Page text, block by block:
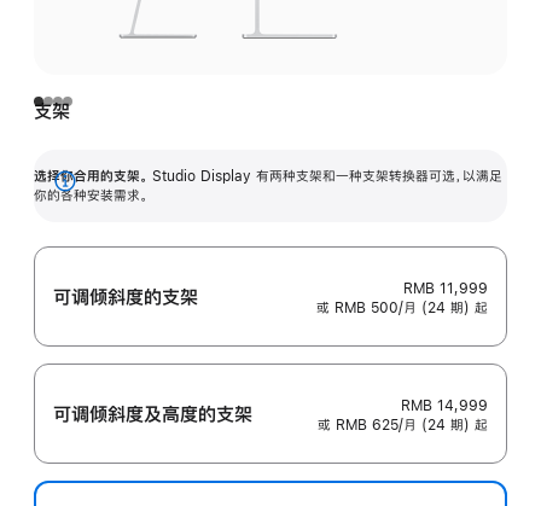
支架
选择你合用的支架。 Studio Display 有两种支架和一种支架转换器可选，以满足
你的各种安装需求。
展
可调倾斜度的支架
RMB 11,999
或 RMB 500/月 (24 期) 起
可调倾斜度及高‍度的支‍架
RMB 14,999
或 RMB 625/月 (24 期) 起